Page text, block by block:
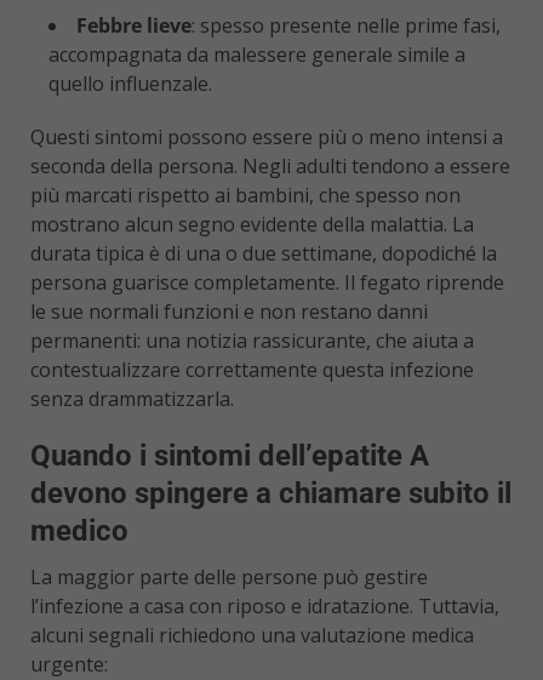
Febbre lieve: spesso presente nelle prime fasi,
accompagnata da malessere generale simile a
quello influenzale.
Questi sintomi possono essere più o meno intensi a
seconda della persona. Negli adulti tendono a essere
più marcati rispetto ai bambini, che spesso non
mostrano alcun segno evidente della malattia. La
durata tipica è di una o due settimane, dopodiché la
persona guarisce completamente. Il fegato riprende
le sue normali funzioni e non restano danni
permanenti: una notizia rassicurante, che aiuta a
contestualizzare correttamente questa infezione
senza drammatizzarla.
Quando i sintomi dell’epatite A
devono spingere a chiamare subito il
medico
La maggior parte delle persone può gestire
l’infezione a casa con riposo e idratazione. Tuttavia,
alcuni segnali richiedono una valutazione medica
urgente: